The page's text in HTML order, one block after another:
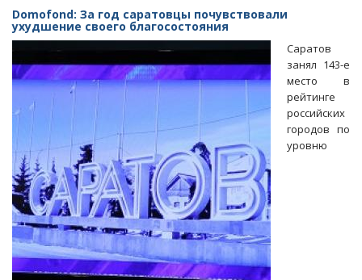
Саратов
устремился
на
рейтинга
по
качеству
дорог
парковок
Domofond: За год саратовцы почувствовали
ухудшение своего благосостояния
Саратов
занял 143-е
место в
рейтинге
российских
городов по
уровню